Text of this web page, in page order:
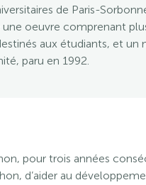
de Paris-
une oeuvre comprenant
aux étudiants, et un
paru en 1992.
pour trois années
d’aider au